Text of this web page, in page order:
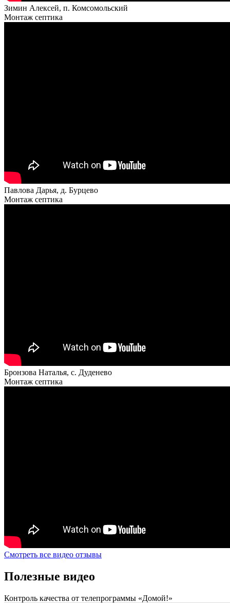
Зимин Алексей, п. Комсомольский
Монтаж септика
Павлова Дарья, д. Бурцево
Монтаж септика
Бронзова Наталья, с. Дуденево
Монтаж септика
Смотреть все видео отзывы
Полезные видео
Контроль качества от телепрограммы «Домой!»